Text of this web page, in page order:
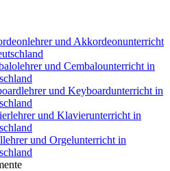
und Akkordeonunterricht
und Cembalounterricht in
und Keyboardunterricht in
und Klavierunterricht in
und Orgelunterricht in